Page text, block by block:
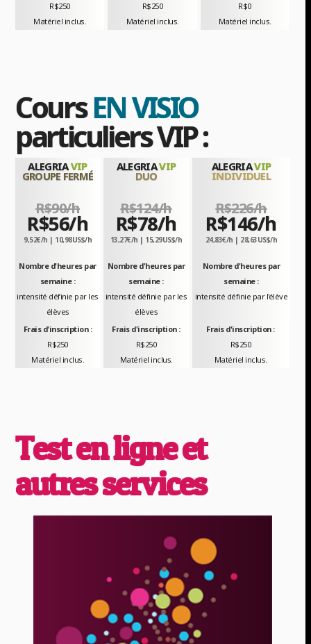
R$250
Matériel inclus.
R$250
Matériel inclus.
R$0
Matériel inclus.
CoursEN VISIO
particuliers VIP :
ALEGRIAVIP
GROUPE FERMÉ
ALEGRIAVIP
DUO
ALEGRIAVIP
INDIVIDUEL
R$90/h R$124/h R$226/h
R$56/h
9,52€/h | 10,98US$/h
R$78/h
13,27€/h | 15,29US$/h
R$146/h
24,83€/h | 28,63US$/h
Nombre d'heures par
semaine :
intensité définie par les
élèves
Nombre d'heures par
semaine :
intensité définie par les
élèves
Nombre d'heures par
semaine :
intensité définie par l'élève
Frais d'inscription :
R$250
Matériel inclus.
Frais d'inscription :
R$250
Matériel inclus.
Frais d'inscription :
R$250
Matériel inclus.
Test en ligne et
autres services